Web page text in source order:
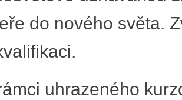
do nového světa.
uhrazeného